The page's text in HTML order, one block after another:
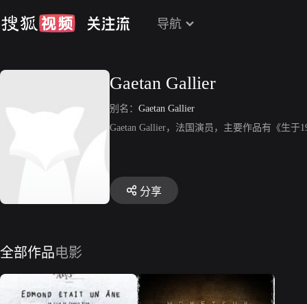
导航
Gaetan Gallier
别名： Gaetan Gallier
Gaetan Gallier，法国演员，主要作品有《生
分享
全部作品电影